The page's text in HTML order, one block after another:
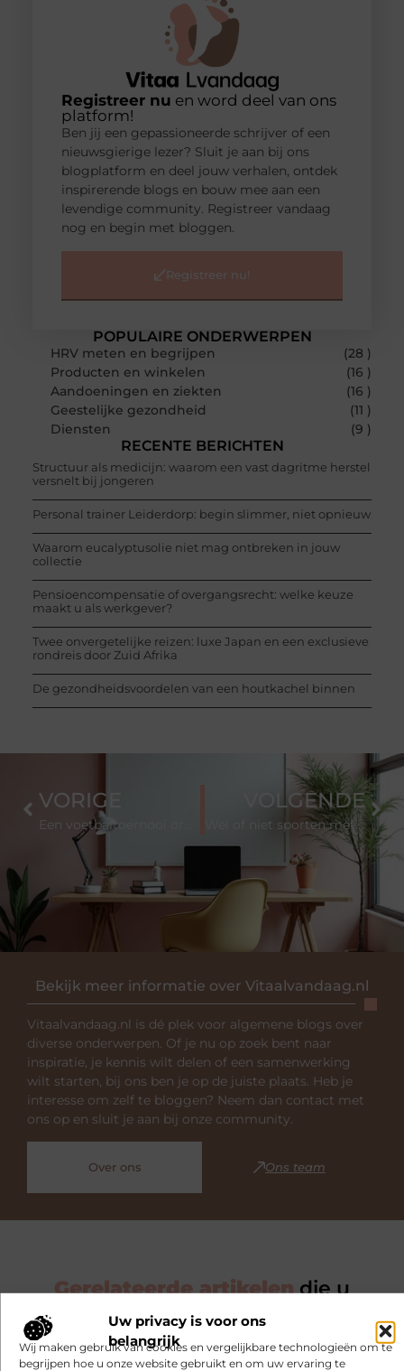
Uw privacy is voor ons
belangrijk
Wij maken gebruik van cookies en vergelijkbare technologieën om te
begrijpen hoe u onze website gebruikt en om uw ervaring te
POPULAIRE ONDERWERPEN
HRV meten en begrijpen
(28 )
Producten en winkelen
(16 )
Aandoeningen en ziekten
(16 )
Geestelijke gezondheid
(11 )
Diensten
(9 )
RECENTE BERICHTEN
Structuur als medicijn: waarom een vast dagritme herstel
versnelt bij jongeren
Personal trainer Leiderdorp: begin slimmer, niet opnieuw
Waarom eucalyptusolie niet mag ontbreken in jouw
collectie
Pensioencompensatie of overgangsrecht: welke keuze
maakt u als werkgever?
Twee onvergetelijke reizen: luxe Japan en een exclusieve
rondreis door Zuid Afrika
De gezondheidsvoordelen van een houtkachel binnen
Registreer nu en word deel van ons
platform!
Ben jij een gepassioneerde schrijver of een
nieuwsgierige lezer? Sluit je aan bij ons
blogplatform en deel jouw verhalen, ontdek
inspirerende blogs en bouw mee aan een
levendige community. Registreer vandaag
nog en begin met bloggen.
Registreer nu!
Bekijk meer informatie over Vitaalvandaag.nl
Vitaalvandaag.nl is dé plek voor algemene blogs over
diverse onderwerpen. Of je nu op zoek bent naar
inspiratie, je kennis wilt delen of een samenwerking
wilt starten, bij ons ben je op de juiste plaats. Heb je
interesse om zelf te bloggen? Neem dan contact met
ons op en sluit je aan bij onze community.
Over ons Ons team
VORIGE VOLGENDE
Wel of niet sporten met knie- of heupartrose
Gerelateerde artikelendie u
PRODUCTEN EN WINKELEN